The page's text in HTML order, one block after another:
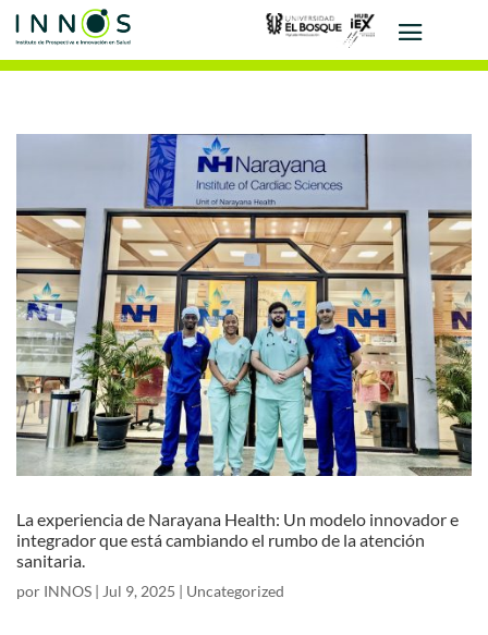
La experiencia de Narayana Health: Un modelo innovador e
integrador que está cambiando el rumbo de la atención
sanitaria.
por INNOS | Jul 9, 2025 | Uncategorized